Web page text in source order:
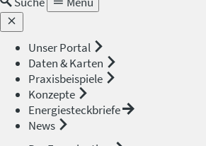
Unser Portal
Daten & Karten
Praxisbeispiele
Konzepte
Energiesteckbriefe
News